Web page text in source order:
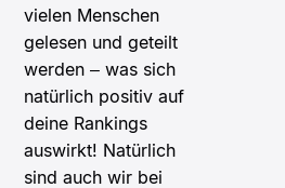
vielen Menschen
gelesen und geteilt
werden – was sich
natürlich positiv auf
deine Rankings
auswirkt! Natürlich
sind auch wir bei